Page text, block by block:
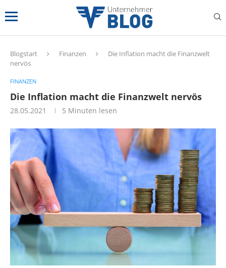
Blogstart Finanzen
Die Inflation macht die Finanzwelt
nervös
FINANZEN
Die Inflation macht die Finanzwelt nervös
28.05.2021 5 Minuten lesen